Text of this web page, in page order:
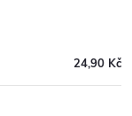
24,90 Kč